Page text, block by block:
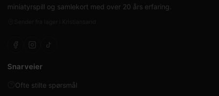
miniatyrspill og samlekort med over 20 års erfaring.
Snarveier
Ofte stilte spørsmål